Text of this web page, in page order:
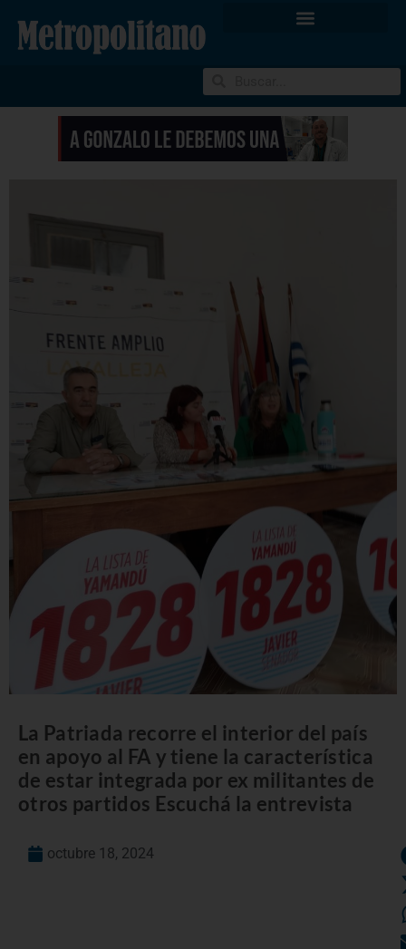
La Patriada recorre el interior del país
en apoyo al FA y tiene la característica
de estar integrada por ex militantes de
otros partidos Escuchá la entrevista
octubre 18, 2024